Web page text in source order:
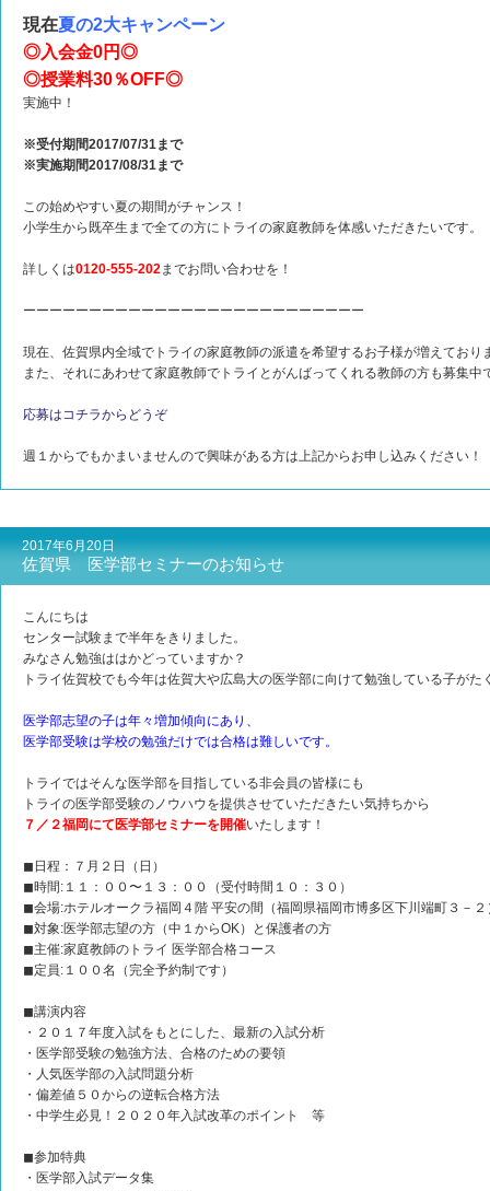
現在夏の2大キャンペーン
◎入会金0円◎
◎授業料30％OFF◎
実施中！
※受付期間2017/07/31まで
※実施期間2017/08/31まで
この始めやすい夏の期間がチャンス！
小学生から既卒生まで全ての方にトライの家庭教師を体感いただきたいです。
詳しくは0120-555-202までお問い合わせを！
ーーーーーーーーーーーーーーーーーーーーーーーーーー
現在、佐賀県内全域でトライの家庭教師の派遣を希望するお子様が増えており
また、それにあわせて家庭教師でトライとがんばってくれる教師の方も募集中
応募はコチラからどうぞ
週１からでもかまいませんので興味がある方は上記からお申し込みください！
2017年6月20日
佐賀県 医学部セミナーのお知らせ
こんにちは
センター試験まで半年をきりました。
みなさん勉強ははかどっていますか？
トライ佐賀校でも今年は佐賀大や広島大の医学部に向けて勉強している子がた
医学部志望の子は年々増加傾向にあり、
医学部受験は学校の勉強だけでは合格は難しいです。
トライではそんな医学部を目指している非会員の皆様にも
トライの医学部受験のノウハウを提供させていただきたい気持ちから
７／２福岡にて医学部セミナーを開催いたします！
◼︎日程：７月２日（日）
◼︎時間:１１：００〜１３：００（受付時間１０：３０）
◼︎会場:ホテルオークラ福岡４階 平安の間（福岡県福岡市博多区下川端町３－２
◼︎対象:医学部志望の方（中１からOK）と保護者の方
◼︎主催:家庭教師のトライ 医学部合格コース
◼︎定員:１００名（完全予約制です）
◼︎講演内容
・２０１７年度入試をもとにした、最新の入試分析
・医学部受験の勉強方法、合格のための要領
・人気医学部の入試問題分析
・偏差値５０からの逆転合格方法
・中学生必見！２０２０年入試改革のポイント 等
◼︎参加特典
・医学部入試データ集